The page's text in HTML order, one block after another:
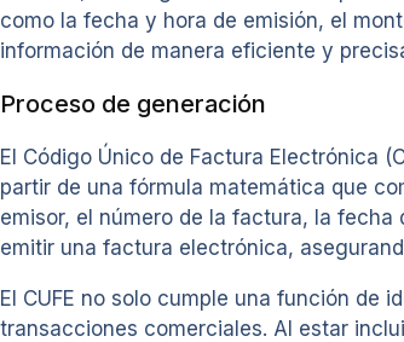
como la fecha y hora de emisión, el
información de manera eficiente y
Proceso de generación
El Código Único de Factura Electrónica
partir de una fórmula matemática que
emisor, el número de la factura, la
emitir una factura electrónica,
El CUFE no solo cumple una función
transacciones comerciales. Al estar